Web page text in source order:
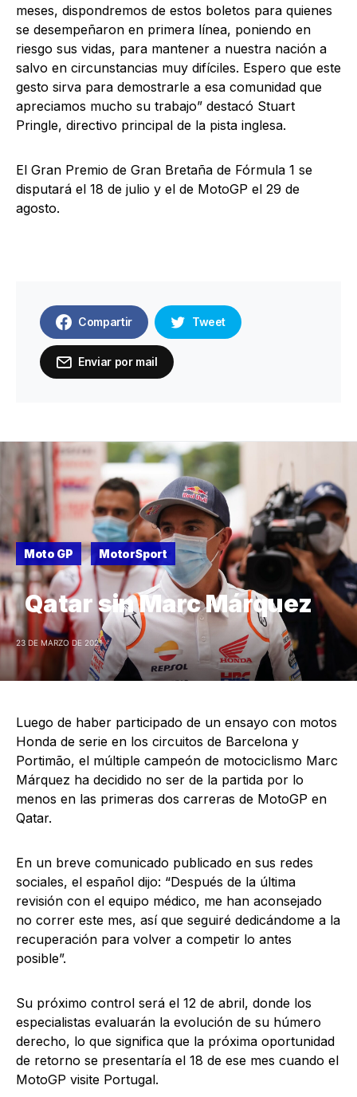
meses, dispondremos de estos boletos para quienes
se desempeñaron en primera línea, poniendo en
riesgo sus vidas, para mantener a nuestra nación a
salvo en circunstancias muy difíciles. Espero que este
gesto sirva para demostrarle a esa comunidad que
apreciamos mucho su trabajo” destacó Stuart
Pringle, directivo principal de la pista inglesa.
El Gran Premio de Gran Bretaña de Fórmula 1 se
disputará el 18 de julio y el de MotoGP el 29 de
agosto.
Compartir Tweet
Enviar por mail
Moto GP MotorSport
Qatar sin Marc Márquez
23 DE MARZO DE 2021
Luego de haber participado de un ensayo con motos
Honda de serie en los circuitos de Barcelona y
Portimão, el múltiple campeón de motociclismo Marc
Márquez ha decidido no ser de la partida por lo
menos en las primeras dos carreras de MotoGP en
Qatar.
En un breve comunicado publicado en sus redes
sociales, el español dijo: “Después de la última
revisión con el equipo médico, me han aconsejado
no correr este mes, así que seguiré dedicándome a la
recuperación para volver a competir lo antes
posible”.
Su próximo control será el 12 de abril, donde los
especialistas evaluarán la evolución de su húmero
derecho, lo que significa que la próxima oportunidad
de retorno se presentaría el 18 de ese mes cuando el
MotoGP visite Portugal.